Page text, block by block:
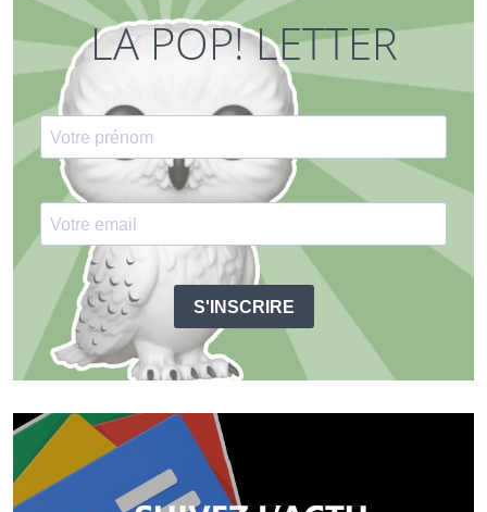
LA POP! LETTER
S'INSCRIRE